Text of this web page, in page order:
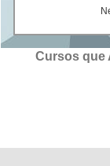
Cursos que